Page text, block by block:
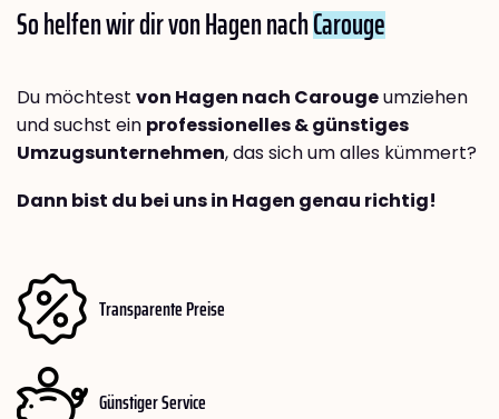
So helfen wir dir von Hagen nachCarouge
Du möchtest von Hagen nach Carougeumziehen
und suchst ein professionelles & günstiges
Umzugsunternehmen, das sich um alles kümmert?
Dann bist du bei uns in Hagen genau richtig!
Transparente Preise
Günstiger Service